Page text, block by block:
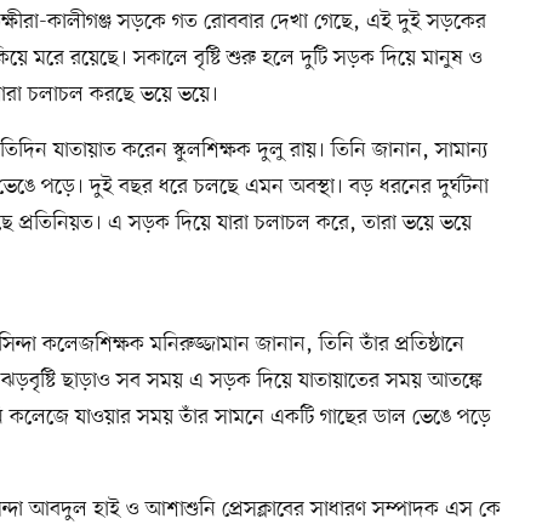
কালীগঞ্জ সড়কে গত রোববার দেখা গেছে, এই দুই সড়কের
মরে রয়েছে। সকালে বৃষ্টি শুরু হলে দুটি সড়ক দিয়ে মানুষ ও
চলাচল করছে ভয়ে ভয়ে।
যাতায়াত করেন স্কুলশিক্ষক দুলু রায়। তিনি জানান, সামান্য
পড়ে। দুই বছর ধরে চলছে এমন অবস্থা। বড় ধরনের দুর্ঘটনা
প্রতিনিয়ত। এ সড়ক দিয়ে যারা চলাচল করে, তারা ভয়ে ভয়ে
কলেজশিক্ষক মনিরুজ্জামান জানান, তিনি তাঁর প্রতিষ্ঠানে
ছাড়াও সব সময় এ সড়ক দিয়ে যাতায়াতের সময় আতঙ্কে
কলেজে যাওয়ার সময় তাঁর সামনে একটি গাছের ডাল ভেঙে পড়ে
আবদুল হাই ও আশাশুনি প্রেসক্লাবের সাধারণ সম্পাদক এস কে